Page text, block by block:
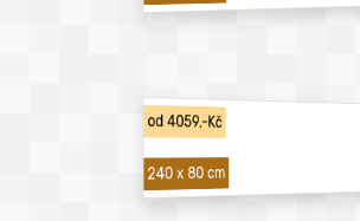
od 4059,-Kč
240 x 80 cm